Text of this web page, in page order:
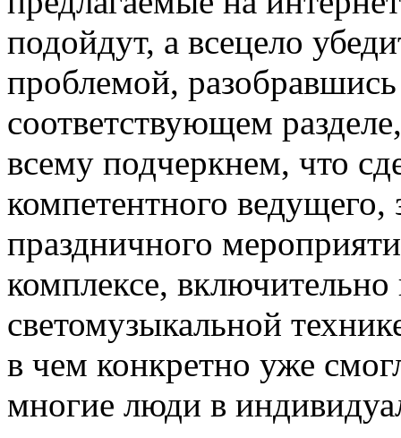
подойдут, а всецело
проблемой,
соответствующем
всему подчеркнем, что
компетентного
праздничного
комплексе,
светомузыкальной
в чем конкретно уже
многие люди в